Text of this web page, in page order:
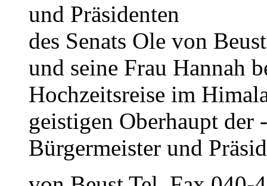
und Präsidenten
des Senats Ole von
und seine Frau Hannah
Hochzeitsreise im
geistigen Oberhaupt der
Bürgermeister und